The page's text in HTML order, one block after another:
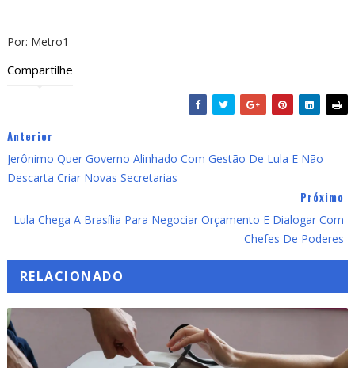
Por: Metro1
Compartilhe
Anterior
Jerônimo Quer Governo Alinhado Com Gestão De Lula E Não
Descarta Criar Novas Secretarias
Próximo
Lula Chega A Brasília Para Negociar Orçamento E Dialogar Com
Chefes De Poderes
RELACIONADO